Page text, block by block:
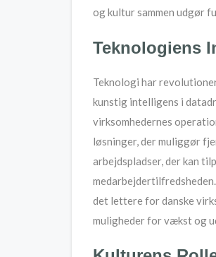
og kultur sammen udgør
Teknologiens
Teknologi har
kunstig intelligens i
virksomhedernes
løsninger, der muliggør
arbejdspladser, der kan
det lettere for danske
muligheder for vækst og